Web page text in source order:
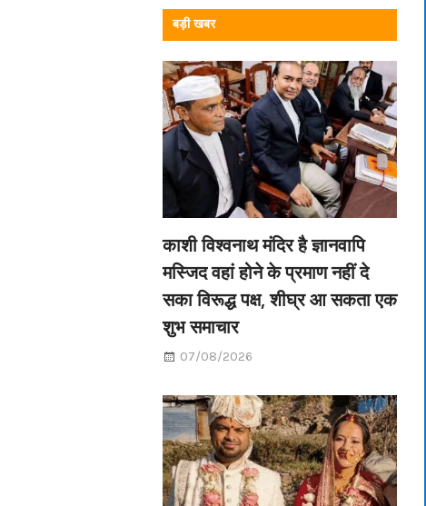
बड़ी खबर
काशी विश्वनाथ मंदिर है ज्ञानवापि
मस्जिद वहां होने के प्रमाण नहीं दे
सका विरूद्ध पक्ष, शीघ्र आ सकता एक
शुभ समाचार
07/08/2026